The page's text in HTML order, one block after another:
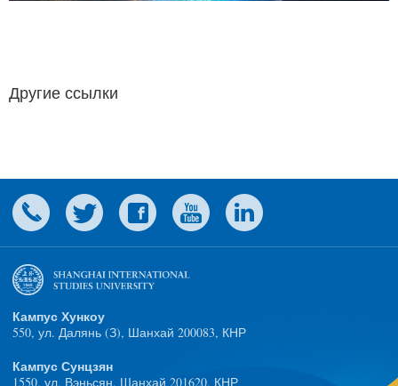
Другие ссылки
Кампус Хункоу
550, ул. Далянь (З), Шанхай 200083, КНР
Кампус Сунцзян
1550, ул. Вэньсян, Шанхай 201620, КНР